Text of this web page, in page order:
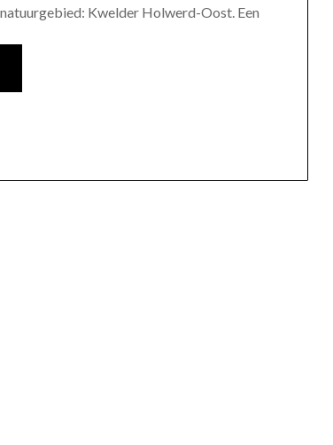
Kwelder Holwerd-Oost. Een